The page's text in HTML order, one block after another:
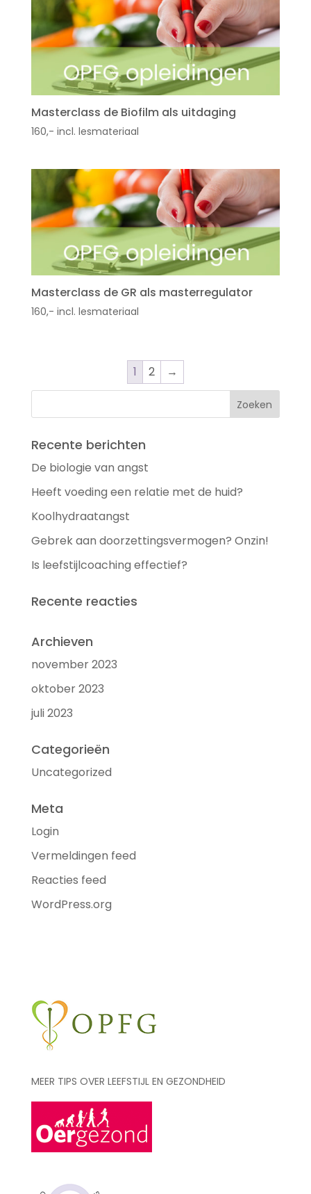
Masterclass de Biofilm als uitdaging
160,- incl. lesmateriaal
Masterclass de GR als masterregulator
160,- incl. lesmateriaal
1 2 →
Recente berichten
De biologie van angst
Heeft voeding een relatie met de huid?
Koolhydraatangst
Gebrek aan doorzettingsvermogen? Onzin!
Is leefstijlcoaching effectief?
Recente reacties
Archieven
november 2023
oktober 2023
juli 2023
Categorieën
Uncategorized
Meta
Login
Vermeldingen feed
Reacties feed
WordPress.org
MEER TIPS OVER LEEFSTIJL EN GEZONDHEID